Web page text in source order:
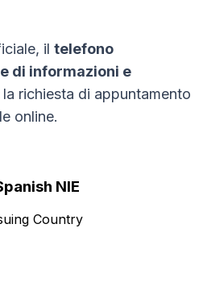
il telefono
di informazioni e
la richiesta di appuntamento
online.
NIE
Country